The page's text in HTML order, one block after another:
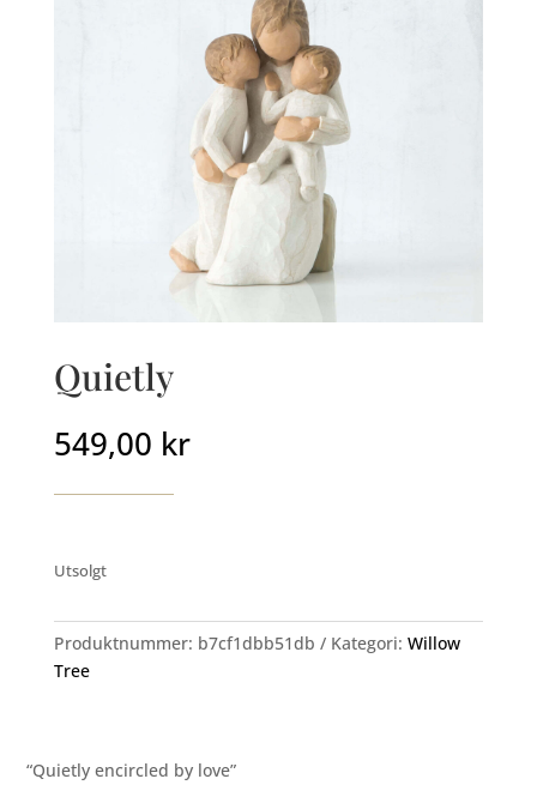
Quietly
549,00 kr
Utsolgt
Produktnummer: b7cf1dbb51db Kategori: Willow
Tree
“Quietly encircled by love”